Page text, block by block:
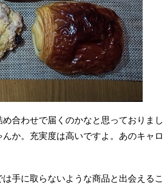
合わせで届くのかなと思っておりまし
か。充実度は高いですよ。あのキャロ
手に取らないような商品と出会えるこ